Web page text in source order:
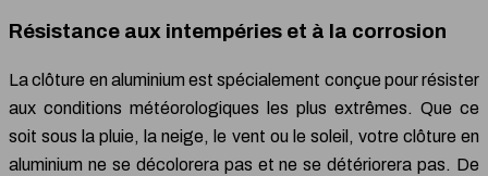
Résistance aux intempéries et à la corrosion
La clôture en aluminium est spécialement conçue pour résister
aux conditions météorologiques les plus extrêmes. Que ce
soit sous la pluie, la neige, le vent ou le soleil, votre clôture en
aluminium ne se décolorera pas et ne se détériorera pas. De